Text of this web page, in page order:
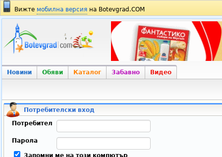
Вижте мобилна версия на Botevgrad.COM
Новини Обяви Каталог Забавно Видео
Потребителски вход
Потребител
Парола
Запомни ме на този компютър